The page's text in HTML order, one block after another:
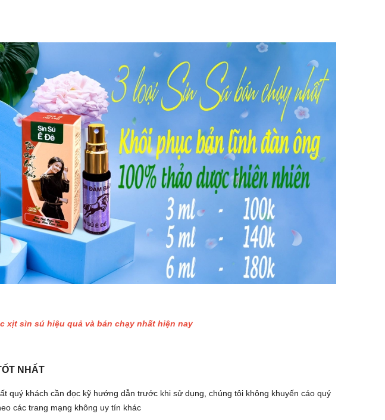
xịt sìn sú hiệu quả và bán chạy nhất hiện nay
NHẤT
quý khách cần đọc kỹ hướng dẫn trước khi sử dụng, chúng tôi không khuyến cáo quý
các trang mạng không uy tín khác